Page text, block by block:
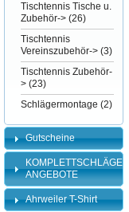
Tischtennis Tische u.
Zubehör-> (26)
Tischtennis
Vereinszubehör-> (3)
Tischtennis Zubehör-
> (23)
Schlägermontage (2)
Gutscheine
KOMPLETTSCHLÄGER-
ANGEBOTE
Ahrweiler T-Shirt